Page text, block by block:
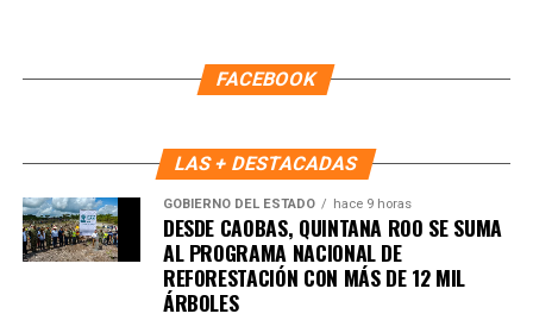
FACEBOOK
LAS + DESTACADAS
GOBIERNO DEL ESTADO hace 9 horas
DESDE CAOBAS, QUINTANA ROO SE SUMA
AL PROGRAMA NACIONAL DE
REFORESTACIÓN CON MÁS DE 12 MIL
ÁRBOLES